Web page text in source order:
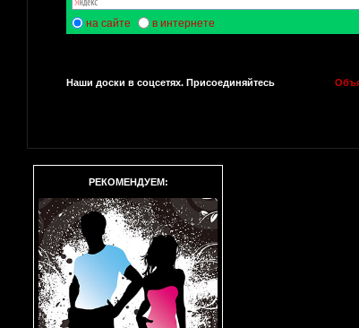
на сайте в интернете
Наши доски в соцсетях. Присоединяйтесь
РЕКОМЕНДУЕМ: